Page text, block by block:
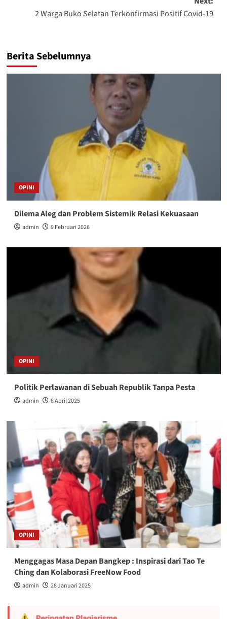
2 Warga Buko Selatan Terkonfirmasi Positif Covid-19
Berita Sebelumnya
OPINI
Dilema Aleg dan Problem Sistemik Relasi Kekuasaan
admin 9 Februari 2026
OPINI
Politik Perlawanan di Sebuah Republik Tanpa Pesta
admin 8 April 2025
OPINI
Menggagas Masa Depan Bangkep : Inspirasi dari Tao Te
Ching dan Kolaborasi FreeNow Food
admin 28 Januari 2025